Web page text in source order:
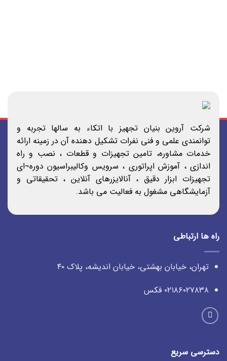
شرکت آروین بنیان تجهیز با اتکاء به سالها تجربه و
توانمندی علمی و فنی نفرات تشکیل دهنده آن در زمینه ارائه
خدمات مشاوره، تامین تجهیزات و قطعات ، نصب و راه
اندازی ، آموزش اپراتوری ، سرویس وکالیبراسیون دوره¬ای
تجهیزات ابزار دقیق ، آنالایزرهای آنلاین ، تحقیقاتی و
آزمایشگاهی مشغول به فعالیت می باشد.
راه ها ارتباطی
تهران، خیابان بهشتی، خیابان اندیشه، پلاک ۴۰
۰۲۱۸۶۰۲۷۸۳۸ فکس
دسترسی سریع